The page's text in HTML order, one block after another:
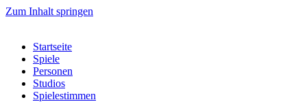
Zum Inhalt springen
Startseite
Spiele
Personen
Studios
Spielestimmen